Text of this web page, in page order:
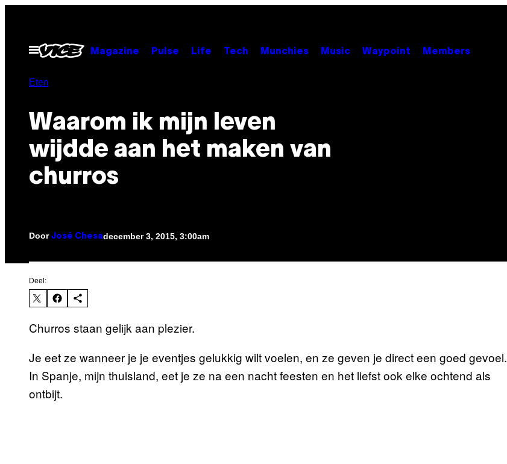
Open
menu
Magazine Pulse Life Tech Munchies Music Waypoint Members
Eten
Waarom ik mijn leven
wijdde aan het maken van
churros
Door José Chesadecember 3, 2015, 3:00am
Deel:
Churros staan gelijk aan plezier.
Je eet ze wanneer je je eventjes gelukkig wilt voelen, en ze geven je direct een goed gevoel.
In Spanje, mijn thuisland, eet je ze na een nacht feesten en het liefst ook elke ochtend als
ontbijt.